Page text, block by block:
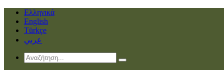
Ελληνικά
English
Türkçe
عربي